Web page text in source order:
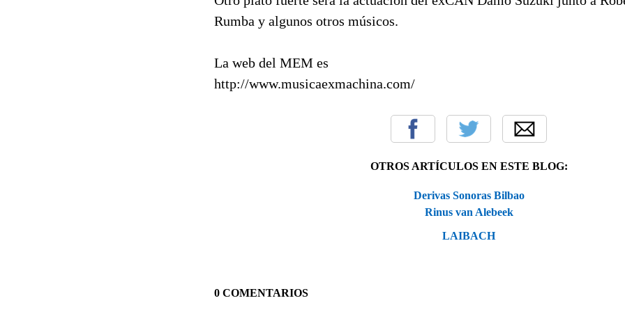
Rumba y algunos otros músicos.
La web del MEM es
http://www.musicaexmachina.com/
OTROS ARTÍCULOS EN ESTE BLOG:
Derivas Sonoras Bilbao
Rinus van Alebeek
LAIBACH
0 COMENTARIOS